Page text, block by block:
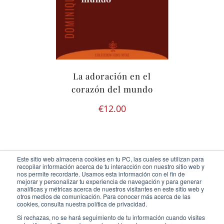
Este sitio web almacena cookies en tu PC, las cuales se utilizan para
recopilar información acerca de tu interacción con nuestro sitio web y
nos permite recordarte. Usamos esta información con el fin de
mejorar y personalizar tu experiencia de navegación y para generar
analíticas y métricas acerca de nuestros visitantes en este sitio web y
otros medios de comunicación. Para conocer más acerca de las
cookies, consulta nuestra política de privacidad.
Si rechazas, no se hará seguimiento de tu información cuando visites
La adoración en el
corazón del mundo
€12.00
Ediciones Cor Iesu Copyright 2020 |id digital agency
Eliminar cookies